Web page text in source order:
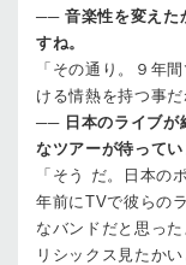
── 音楽性を変えた
すね。
「その通り。９年
ける情熱を持つ事
── 日本のライブが
なツアーが待ってい
「そう だ。日本の
年前にTVで彼らの
なバンドだと思っ
リシックス見たか